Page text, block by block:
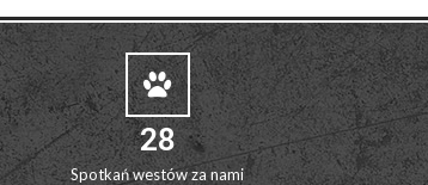
28
Spotkań westów za nami